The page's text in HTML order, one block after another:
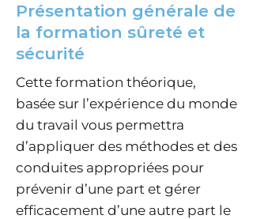
Présentation générale de
la formation sûreté et
sécurité
Cette formation théorique,
basée sur l’expérience du monde
du travail vous permettra
d’appliquer des méthodes et des
conduites appropriées pour
prévenir d’une part et gérer
efficacement d’une autre part le